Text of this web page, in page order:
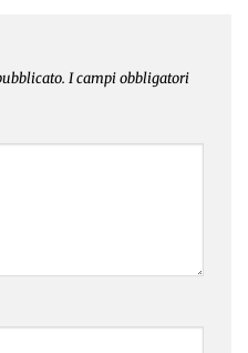
I campi obbligatori